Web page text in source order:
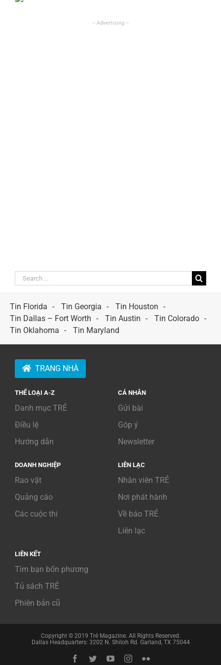
Search
for:
Tin Florida
Tin Georgia
Tin Houston
Tin Dallas – Fort Worth
Tin Austin
Tin Colorado
Tin Oklahoma
Tin Maryland
TRANG NHÀ
THỂ LOẠI A-Z
Danh mục TRẺ
Điều lệ
Hướng dẫn
CÁ NHÂN
Gửi bài
Góp ý
Newsletter
DOANH NGHIỆP
Rao vặt
Quảng cáo
Các cuộc thi
LIÊN LẠC
Nhân viên TRẺ
Nơi phát hành
Về báo TRẺ
Liên lạc
LIÊN KẾT
Tìm bạn bốn phương
Tủ sách TRẺ
Phiên bản cũ
Copyright © 2019 Trẻ Magazine. All Rights Reserved.
Dallas Headquarters: 3202 N. Shiloh Rd. Garland, TX 75044
Facebook
TwitterYouTubeInstagram
Flickr